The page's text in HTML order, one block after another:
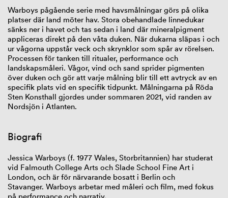
Warboys pågående serie med havsmålningar görs på olika
platser där land möter hav. Stora obehandlade linnedukar
sänks ner i havet och tas sedan i land där mineralpigment
appliceras direkt på den våta duken. När dukarna släpas i och
ur vågorna uppstår veck och skrynklor som spår av rörelsen.
Processen för tanken till ritualer, performance och
landskapsmåleri. Vågor, vind och sand sprider pigmenten
över duken och gör att varje målning blir till ett avtryck av en
specifik plats vid en specifik tidpunkt. Målningarna på Röda
Sten Konsthall gjordes under sommaren 2021, vid randen av
Nordsjön i Atlanten.
Biografi
Jessica Warboys (f. 1977 Wales, Storbritannien) har studerat
vid Falmouth College Arts och Slade School Fine Art i
London, och är för närvarande bosatt i Berlin och
Stavanger. Warboys arbetar med måleri och film, med fokus